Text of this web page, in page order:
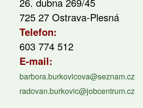
725 27 Ostrava-Plesná
Telefon:
603 774 512
E-mail:
barbora.burkovicova@seznam.cz
radovan.burkovic@jobcentrum.cz